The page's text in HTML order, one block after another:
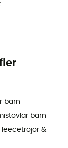
barn
barn
&